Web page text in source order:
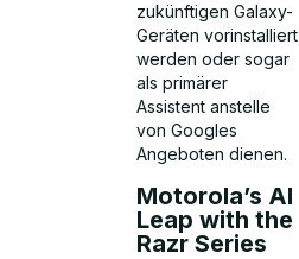
zukünftigen Galaxy-
Geräten vorinstalliert
werden oder sogar
als primärer
Assistent anstelle
von Googles
Angeboten dienen.
Motorola’s AI
Leap with the
Razr Series